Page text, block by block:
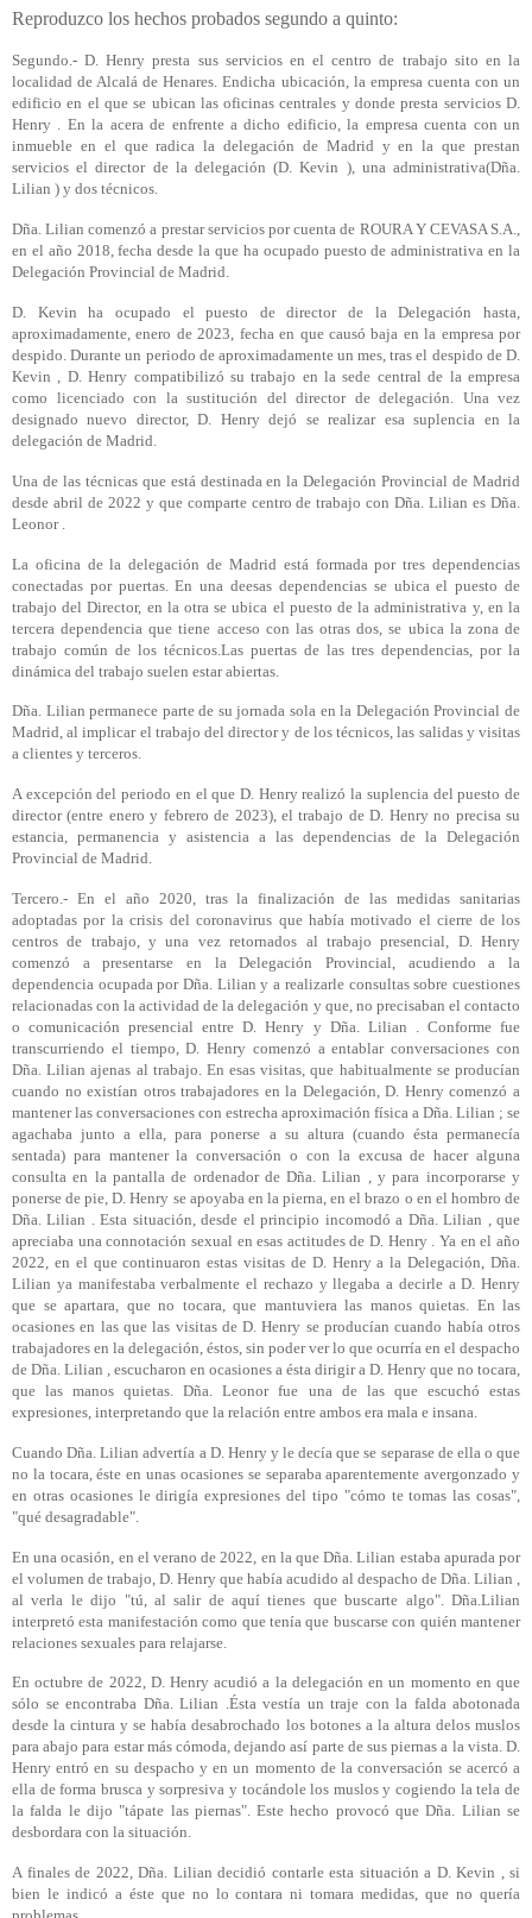
Reproduzco los hechos probados segundo a quinto:
Segundo.- D. Henry presta sus servicios en el centro de trabajo sito en la
localidad de Alcalá de Henares. Endicha ubicación, la empresa cuenta con un
edificio en el que se ubican las oficinas centrales y donde presta servicios D.
Henry . En la acera de enfrente a dicho edificio, la empresa cuenta con un
inmueble en el que radica la delegación de Madrid y en la que prestan
servicios el director de la delegación (D. Kevin ), una administrativa(Dña.
Lilian ) y dos técnicos.
Dña. Lilian comenzó a prestar servicios por cuenta de ROURA Y CEVASA S.A.,
en el año 2018, fecha desde la que ha ocupado puesto de administrativa en la
Delegación Provincial de Madrid.
D. Kevin ha ocupado el puesto de director de la Delegación hasta,
aproximadamente, enero de 2023, fecha en que causó baja en la empresa por
despido. Durante un periodo de aproximadamente un mes, tras el despido de D.
Kevin , D. Henry compatibilizó su trabajo en la sede central de la empresa
como licenciado con la sustitución del director de delegación. Una vez
designado nuevo director, D. Henry dejó se realizar esa suplencia en la
delegación de Madrid.
Una de las técnicas que está destinada en la Delegación Provincial de Madrid
desde abril de 2022 y que comparte centro de trabajo con Dña. Lilian es Dña.
Leonor .
La oficina de la delegación de Madrid está formada por tres dependencias
conectadas por puertas. En una deesas dependencias se ubica el puesto de
trabajo del Director, en la otra se ubica el puesto de la administrativa y, en la
tercera dependencia que tiene acceso con las otras dos, se ubica la zona de
trabajo común de los técnicos.Las puertas de las tres dependencias, por la
dinámica del trabajo suelen estar abiertas.
Dña. Lilian permanece parte de su jornada sola en la Delegación Provincial de
Madrid, al implicar el trabajo del director y de los técnicos, las salidas y visitas
a clientes y terceros.
A excepción del periodo en el que D. Henry realizó la suplencia del puesto de
director (entre enero y febrero de 2023), el trabajo de D. Henry no precisa su
estancia, permanencia y asistencia a las dependencias de la Delegación
Provincial de Madrid.
Tercero.- En el año 2020, tras la finalización de las medidas sanitarias
adoptadas por la crisis del coronavirus que había motivado el cierre de los
centros de trabajo, y una vez retornados al trabajo presencial, D. Henry
comenzó a presentarse en la Delegación Provincial, acudiendo a la
dependencia ocupada por Dña. Lilian y a realizarle consultas sobre cuestiones
relacionadas con la actividad de la delegación y que, no precisaban el contacto
o comunicación presencial entre D. Henry y Dña. Lilian . Conforme fue
transcurriendo el tiempo, D. Henry comenzó a entablar conversaciones con
Dña. Lilian ajenas al trabajo. En esas visitas, que habitualmente se producían
cuando no existían otros trabajadores en la Delegación, D. Henry comenzó a
mantener las conversaciones con estrecha aproximación física a Dña. Lilian ; se
agachaba junto a ella, para ponerse a su altura (cuando ésta permanecía
sentada) para mantener la conversación o con la excusa de hacer alguna
consulta en la pantalla de ordenador de Dña. Lilian , y para incorporarse y
ponerse de pie, D. Henry se apoyaba en la pierna, en el brazo o en el hombro de
Dña. Lilian . Esta situación, desde el principio incomodó a Dña. Lilian , que
apreciaba una connotación sexual en esas actitudes de D. Henry . Ya en el año
2022, en el que continuaron estas visitas de D. Henry a la Delegación, Dña.
Lilian ya manifestaba verbalmente el rechazo y llegaba a decirle a D. Henry
que se apartara, que no tocara, que mantuviera las manos quietas. En las
ocasiones en las que las visitas de D. Henry se producían cuando había otros
trabajadores en la delegación, éstos, sin poder ver lo que ocurría en el despacho
de Dña. Lilian , escucharon en ocasiones a ésta dirigir a D. Henry que no tocara,
que las manos quietas. Dña. Leonor fue una de las que escuchó estas
expresiones, interpretando que la relación entre ambos era mala e insana.
Cuando Dña. Lilian advertía a D. Henry y le decía que se separase de ella o que
no la tocara, éste en unas ocasiones se separaba aparentemente avergonzado y
en otras ocasiones le dirigía expresiones del tipo "cómo te tomas las cosas",
"qué desagradable".
En una ocasión, en el verano de 2022, en la que Dña. Lilian estaba apurada por
el volumen de trabajo, D. Henry que había acudido al despacho de Dña. Lilian ,
al verla le dijo "tú, al salir de aquí tienes que buscarte algo". Dña.Lilian
interpretó esta manifestación como que tenía que buscarse con quién mantener
relaciones sexuales para relajarse.
En octubre de 2022, D. Henry acudió a la delegación en un momento en que
sólo se encontraba Dña. Lilian .Ésta vestía un traje con la falda abotonada
desde la cintura y se había desabrochado los botones a la altura delos muslos
para abajo para estar más cómoda, dejando así parte de sus piernas a la vista. D.
Henry entró en su despacho y en un momento de la conversación se acercó a
ella de forma brusca y sorpresiva y tocándole los muslos y cogiendo la tela de
la falda le dijo "tápate las piernas". Este hecho provocó que Dña. Lilian se
desbordara con la situación.
A finales de 2022, Dña. Lilian decidió contarle esta situación a D. Kevin , si
bien le indicó a éste que no lo contara ni tomara medidas, que no quería